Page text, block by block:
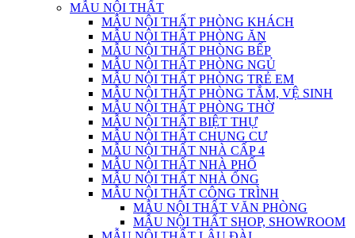
MẪU NỘI THẤT
MẪU NỘI THẤT PHÒNG KHÁCH
MẪU NỘI THẤT PHÒNG ĂN
MẪU NỘI THẤT PHÒNG BẾP
MẪU NỘI THẤT PHÒNG NGỦ
MẪU NỘI THẤT PHÒNG TRẺ EM
MẪU NỘI THẤT PHÒNG TẮM, VỆ SINH
MẪU NỘI THẤT PHÒNG THỜ
MẪU NỘI THẤT BIỆT THỰ
MẪU NỘI THẤT CHUNG CƯ
MẪU NỘI THẤT NHÀ CẤP 4
MẪU NỘI THẤT NHÀ PHỐ
MẪU NỘI THẤT NHÀ ỐNG
MẪU NỘI THẤT CÔNG TRÌNH
MẪU NỘI THẤT VĂN PHÒNG
MẪU NỘI THẤT SHOP, SHOWROOM